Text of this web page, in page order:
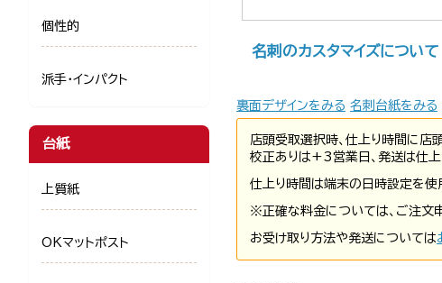
名刺のカスタマイズについて
裏面デザインをみる 名刺台紙をみる
店頭受取選択時、仕上り時間に店
校正ありは+3営業日、発送は仕上
仕上り時間は端末の日時設定を使
※正確な料金については、ご注文
お受け取り方法や発送については
個性的
派手・インパクト
台紙
上質紙
OKマットポスト